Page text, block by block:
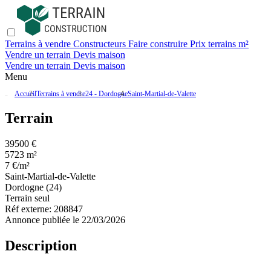
Terrains à vendre Constructeurs Faire construire Prix terrains m²
Vendre un terrain Devis maison
Vendre un terrain Devis maison
Menu
AccueilTerrains à vendre24 - DordogneSaint-Martial-de-Valette
Terrain
39500 €
5723 m²
7 €/m²
Saint-Martial-de-Valette
Dordogne (24)
Terrain seul
Réf externe: 208847
Annonce publiée le 22/03/2026
Description